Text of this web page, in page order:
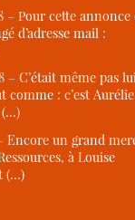
–Pour cette annonce
d’adresse mail :
–C’était même pas
comme : c’est Aurélie
(…)
Encore un grand
à Louise
(…)